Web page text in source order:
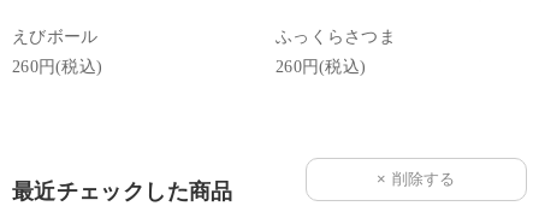
えびボール
260円(税込)
ふっくらさつま
260円(税込)
最近チェックした商品